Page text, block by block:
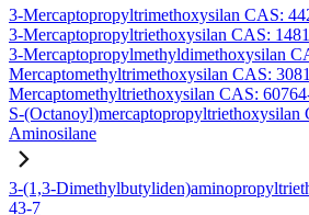
3-Mercaptopropyltrimethoxysilan CAS:
3-Mercaptopropyltriethoxysilan CAS:
3-Mercaptopropylmethyldimethoxysilan
Mercaptomethyltrimethoxysilan CAS:
Mercaptomethyltriethoxysilan CAS:
S-(Octanoyl)mercaptopropyltriethoxysilan
Aminosilane
3-(1,3-
43-7